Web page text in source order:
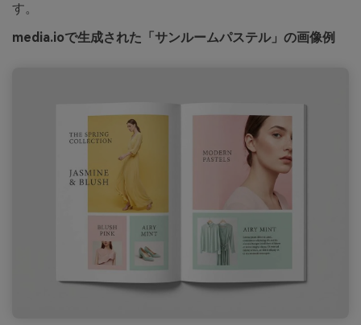
す。
media.ioで生成された「サンルームパステル」の画像例